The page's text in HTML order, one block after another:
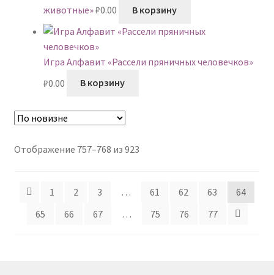
животные»₽0.00 В корзину
Игра Алфавит «Рассели пряничных человечков»
₽0.00 В корзину
Отображение 757–768 из 923Сортировка:
1
2 3 … 61 62 63
64
65
66 67 … 75 76 77